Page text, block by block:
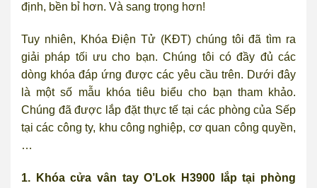
định, bền bỉ hơn. Và sang trọng hơn!
Tuy nhiên, Khóa Điện Tử (KĐT) chúng tôi đã tìm ra
giải pháp tối ưu cho bạn. Chúng tôi có đầy đủ các
dòng khóa đáp ứng được các yêu cầu trên. Dưới đây
là một số mẫu khóa tiêu biểu cho bạn tham khảo.
Chúng đã được lắp đặt thực tế tại các phòng của Sếp
tại các công ty, khu công nghiệp, cơ quan công quyền,
…
1. Khóa cửa vân tay O’Lok H3900 lắp tại phòng